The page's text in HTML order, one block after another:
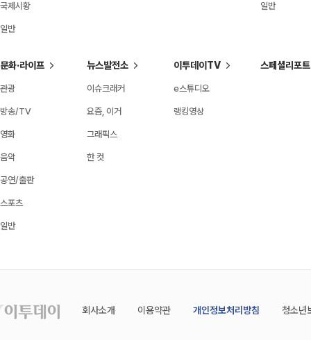
국제시황
일반
일반
문화·라이프
관광
방송/TV
영화
음악
공연/출판
스포츠
일반
뉴스발전소
이슈크래커
요즘, 이거
그래픽스
한 컷
이투데이TV
e스튜디오
랭킹영상
스페셜리포트
회사소개 이용약관 개인정보처리방침 청소년